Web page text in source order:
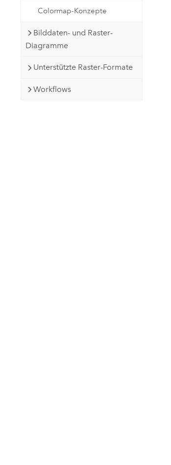
Colormap-Konzepte
Bilddaten- und Raster-
Diagramme
Unterstützte Raster-Formate
Workflows